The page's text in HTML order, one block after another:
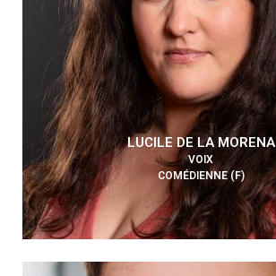
LUCILE DE LA MORENA
VOIX
COMÉDIENNE (F)